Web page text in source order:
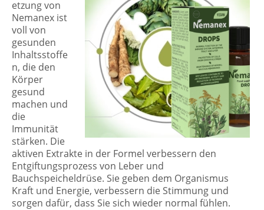
etzung von
Nemanex ist
voll von
gesunden
Inhaltsstoffe
n, die den
Körper
gesund
machen und
die
Immunität
stärken. Die
aktiven Extrakte in der Formel verbessern den
Entgiftungsprozess von Leber und
Bauchspeicheldrüse. Sie geben dem Organismus
Kraft und Energie, verbessern die Stimmung und
sorgen dafür, dass Sie sich wieder normal fühlen.